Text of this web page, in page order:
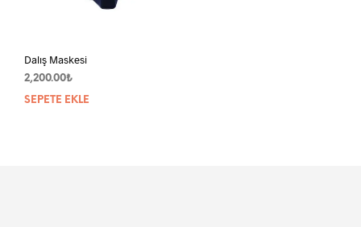
Dalış Maskesi
2,200.00₺
SEPETE EKLE